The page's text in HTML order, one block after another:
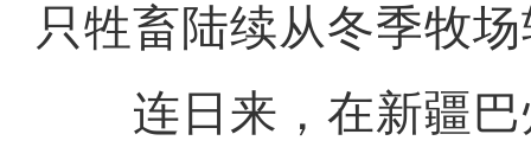
只牲畜陆续从冬季牧
连日来，在新疆巴